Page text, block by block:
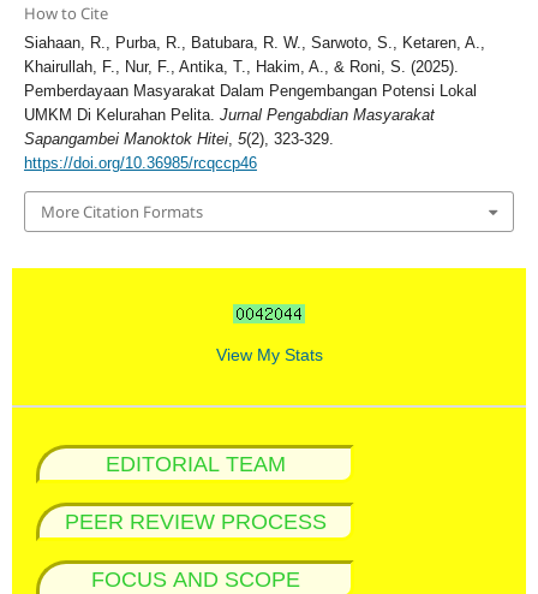
How to Cite
Siahaan, R., Purba, R., Batubara, R. W., Sarwoto, S., Ketaren, A.,
Khairullah, F., Nur, F., Antika, T., Hakim, A., & Roni, S. (2025).
Pemberdayaan Masyarakat Dalam Pengembangan Potensi Lokal
UMKM Di Kelurahan Pelita. Jurnal Pengabdian Masyarakat
Sapangambei Manoktok Hitei, 5(2), 323-329.
https://doi.org/10.36985/rcqccp46
More Citation Formats
View My Stats
EDITORIAL TEAM
PEER REVIEW PROCESS
FOCUS AND SCOPE